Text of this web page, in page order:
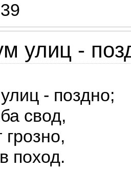
улиц -
- поздно;
свод,
грозно,
поход.